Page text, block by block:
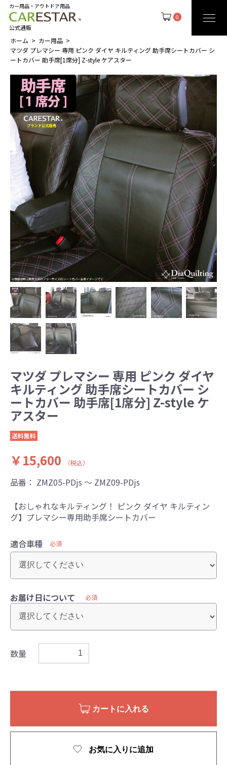
0
カー用品・アウトドア用品
公式通販
ホーム
カー用品
マツダ プレマシー 専用 ピンク ダイヤ キルティング 助手席シートカバー シ
ートカバー 助手席[1席分] Z-style ケアスター
マツダ プレマシー 専用 ピンク ダイヤ
キルティング 助手席シートカバー シ
ートカバー 助手席[1席分] Z-style ケ
アスター
送料無料
￥15,600 （税込）
品番： ZMZ05-PDjs ～ ZMZ09-PDjs
【おしゃれなキルティング！ ピンク ダイヤ キルティン
グ】プレマシー専用助手席シートカバー
適合車種 必須
お届け日について 必須
数量
カートに入れる
お気に入りに追加